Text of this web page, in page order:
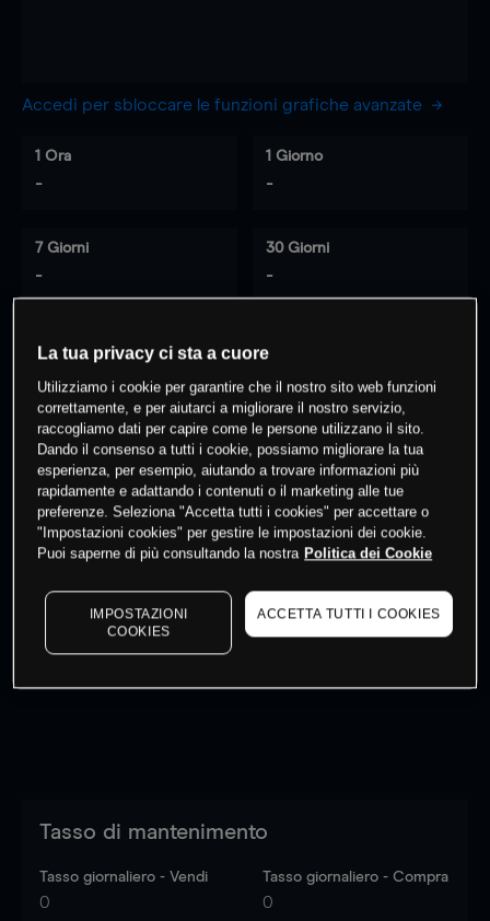
Accedi per sbloccare le funzioni grafiche avanzate
1 Ora
-
1 Giorno
-
7 Giorni
-
30 Giorni
-
% dei clienti hanno posizioni
questo prodotto
Fai trading
I prezzi sono solo indicativi. Accediper vedere gli ultimi
dati di mercato
to see latest market data
Tasso di mantenimento
Tasso giornaliero - Vendi
0
Tasso giornaliero - Compra
0
La tua privacy ci sta a cuore
Utilizziamo i cookie per garantire che il nostro sito web funzioni
correttamente, e per aiutarci a migliorare il nostro servizio,
raccogliamo dati per capire come le persone utilizzano il sito.
Dando il consenso a tutti i cookie, possiamo migliorare la tua
esperienza, per esempio, aiutando a trovare informazioni più
rapidamente e adattando i contenuti o il marketing alle tue
preferenze. Seleziona "Accetta tutti i cookies" per accettare o
"Impostazioni cookies" per gestire le impostazioni dei cookie.
Puoi saperne di più consultando la nostra Politica dei Cookie
IMPOSTAZIONI
COOKIES
ACCETTA TUTTI I COOKIES